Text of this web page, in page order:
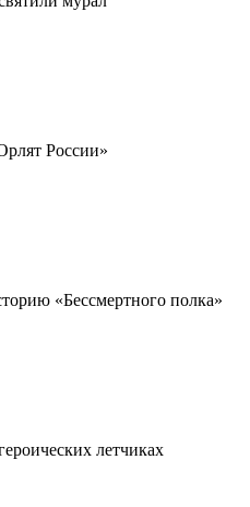
России»
«Бессмертного полка»
летчиках